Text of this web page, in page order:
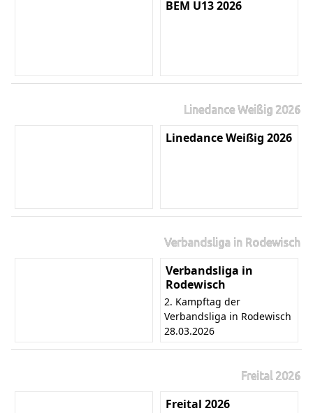
BEM U13 2026
Linedance Weißig 2026
Linedance Weißig 2026
Verbandsliga in Rodewisch
Verbandsliga in
Rodewisch
2. Kampftag der
Verbandsliga in Rodewisch
28.03.2026
Freital 2026
Freital 2026